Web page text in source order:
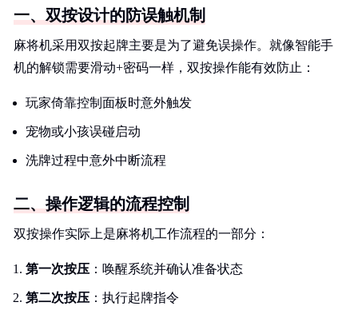
一、双按设计的防误触机制
麻将机采用双按起牌主要是为了避免误操作。就像智能手
机的解锁需要滑动+密码一样，双按操作能有效防止：
玩家倚靠控制面板时意外触发
宠物或小孩误碰启动
洗牌过程中意外中断流程
二、操作逻辑的流程控制
双按操作实际上是麻将机工作流程的一部分：
第一次按压 ：唤醒系统并确认准备状态
第二次按压 ：执行起牌指令